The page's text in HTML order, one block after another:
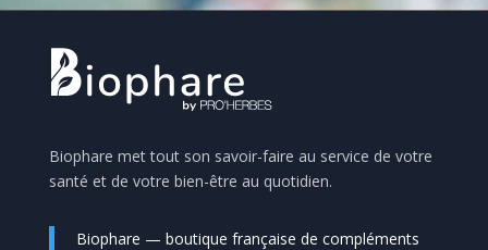
Biophare met tout son savoir-faire au service de votre
santé et de votre bien-être au quotidien.
Biophare — boutique française de compléments